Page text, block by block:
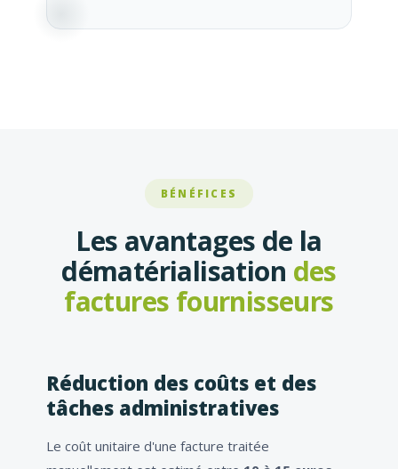
BÉNÉFICES
Les avantages de la
dématérialisation des
factures fournisseurs
Réduction des coûts et des
tâches administratives
Le coût unitaire d'une facture traitée